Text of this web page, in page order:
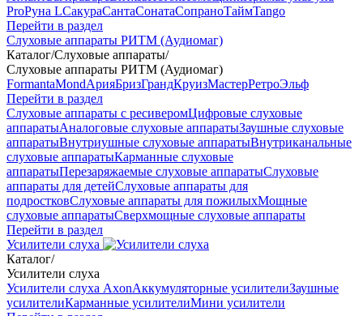
ProРуна LСакураСантаСонатаСопраноТаймTango
Перейти в раздел
Слуховые аппараты РИТМ (Аудиомаг)
Каталог/Слуховые аппараты/
Слуховые аппараты РИТМ (Аудиомаг)
FormantaMondАрияБризГрандКруизМастерРетроЭльф
Перейти в раздел
Слуховые аппараты с ресиверомЦифровые слуховые
аппаратыАналоговые слуховые аппаратыЗаушные слуховые
аппаратыВнутриушные слуховые аппаратыВнутриканальные
слуховые аппаратыКарманные слуховые
аппаратыПерезаряжаемые слуховые аппаратыСлуховые
аппараты для детейСлуховые аппараты для
подростковСлуховые аппараты для пожилыхМощные
слуховые аппаратыСверхмощные слуховые аппараты
Перейти в раздел
Усилители слуха
Каталог/
Усилители слуха
Усилители слуха AxonАккумуляторные усилителиЗаушные
усилителиКарманные усилителиМини усилители